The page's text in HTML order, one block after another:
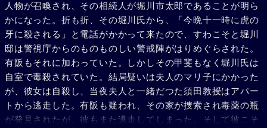
人物が召喚され、その相続人が堀川市太郎であることが明ら
かになった。折も折、その堀川氏から、「今晩十一時に虎の
牙に殺される」と電話がかかって来たので、すわこそと堀川
邸は警視庁からのものものしい警戒陣がはりめぐらされた。
有阪もそれに加わっていた。しかしその甲斐もなく堀川氏は
自室で毒殺されていた。結局疑いは夫人のマリ子にかかった
が、彼女は自殺し、当夜夫人と一緒だつた須田教授はアパー
トから逃走した。有阪も疑われ、その家が捜索され毒薬の瓶
が発見されたが、彼もまた逃走してしまった。そして彼こそ